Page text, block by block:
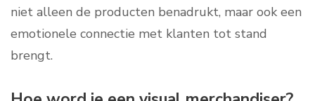
niet alleen de producten benadrukt, maar ook een
emotionele connectie met klanten tot stand
brengt.